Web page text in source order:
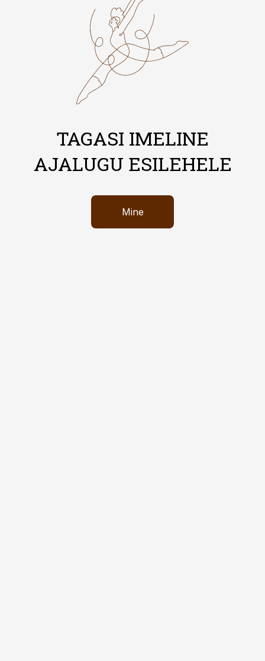
TAGASI IMELINE
AJALUGU ESILEHELE
Mine